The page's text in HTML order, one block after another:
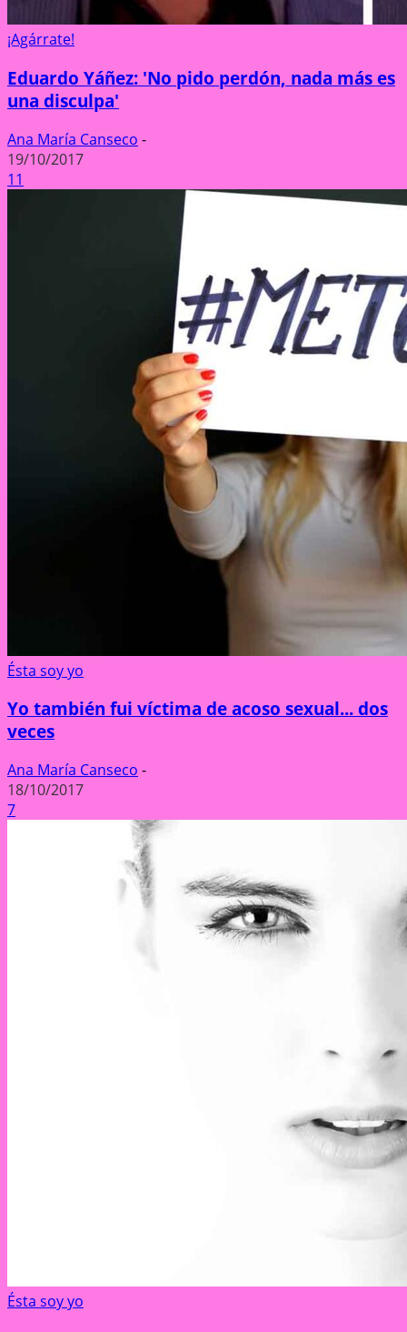
¡Agárrate!
Eduardo Yáñez: 'No pido perdón, nada más es
una disculpa'
Ana María Canseco -
19/10/2017
11
Ésta soy yo
Yo también fui víctima de acoso sexual... dos
veces
Ana María Canseco -
18/10/2017
7
Ésta soy yo